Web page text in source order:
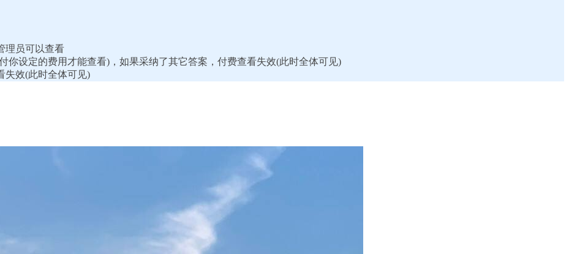
理员可以查看
你设定的费用才能查看)，如果采纳了其它答案，付费查看失效(此时全体可见)
失效(此时全体可见)